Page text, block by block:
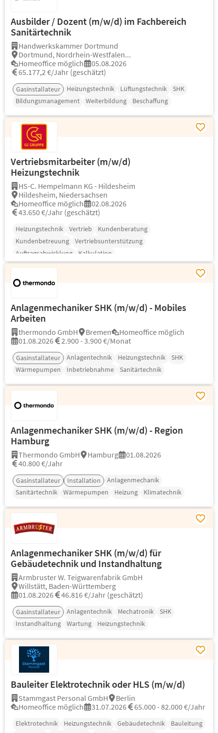
Ausbilder / Dozent (m/w/d) im Fachbereich
Sanitärtechnik
Handwerkskammer Dortmund
Dortmund, Nordrhein-Westfalen...
Homeoffice möglich
05.08.2026
65.177,2 €/Jahr (geschätzt)
Gasinstallateur Heizungstechnik Lüftungstechnik
SHK
Bildungsmanagement
Weiterbildung Beschaffung
Vertriebsmitarbeiter (m/w/d)
Heizungstechnik
HS-C. Hempelmann KG - Hildesheim
Hildesheim, Niedersachsen
Homeoffice möglich
02.08.2026
43.650 €/Jahr (geschätzt)
Heizungstechnik Vertrieb
Kundenberatung
Kundenbetreuung
Vertriebsunterstützung
Auftragsabwicklung
Kalkulation
Anlagenmechaniker SHK (m/w/d) - Mobiles
Arbeiten
thermondo GmbH Bremen
Homeoffice möglich
01.08.2026
2.900 - 3.900 €/Monat
Gasinstallateur Anlagentechnik Heizungstechnik
SHK
Wärmepumpen
Inbetriebnahme Sanitärtechnik
Anlagenmechaniker SHK (m/w/d) - Region
Hamburg
Thermondo GmbH Hamburg
01.08.2026
40.800 €/Jahr
Gasinstallateur Installation
Anlagenmechanik
Sanitärtechnik
Wärmepumpen Heizung Klimatechnik
Anlagenmechaniker SHK (m/w/d) für
Gebäudetechnik und Instandhaltung
Armbruster W. Teigwarenfabrik GmbH
Willstätt, Baden-Württemberg
01.08.2026
46.816 €/Jahr (geschätzt)
Gasinstallateur Anlagentechnik Mechatronik
SHK
Instandhaltung
Wartung Heizungstechnik
Bauleiter Elektrotechnik oder HLS (m/w/d)
Stammgast Personal GmbH
Berlin
Homeoffice möglich
31.07.2026 65.000 - 82.000 €/Jahr
Elektrotechnik Heizungstechnik Gebäudetechnik
Bauleitung